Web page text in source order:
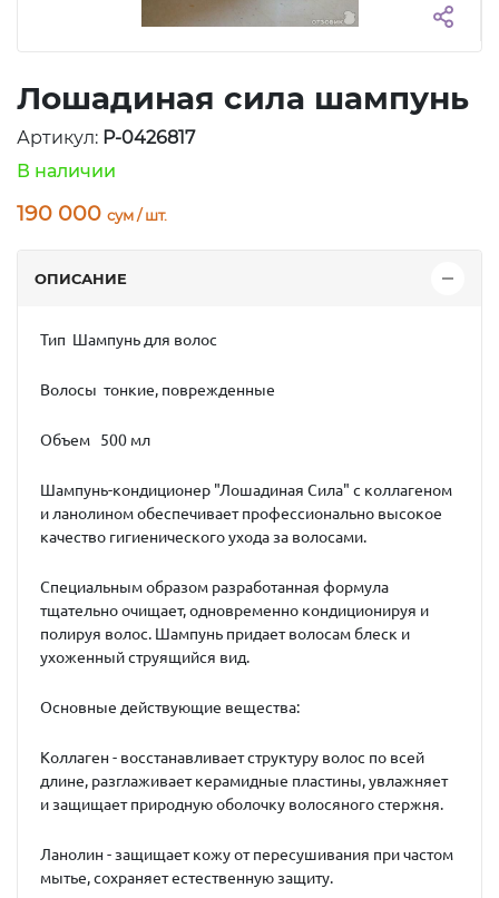
Лошадиная сила шампунь
Артикул: P-0426817
В наличии
190 000 сум / шт.
ОПИСАНИЕ
Тип Шампунь для волос
Волосы тонкие, поврежденные
Объем 500 мл
Шампунь-кондиционер "Лошадиная Сила" с коллагеном
и ланолином обеспечивает профессионально высокое
качество гигиенического ухода за волосами.
Специальным образом разработанная формула
тщательно очищает, одновременно кондиционируя и
полируя волос. Шампунь придает волосам блеск и
ухоженный струящийся вид.
Основные действующие вещества:
Коллаген - восстанавливает структуру волос по всей
длине, разглаживает керамидные пластины, увлажняет
и защищает природную оболочку волосяного стержня.
Ланолин - защищает кожу от пересушивания при частом
мытье, сохраняет естественную защиту.